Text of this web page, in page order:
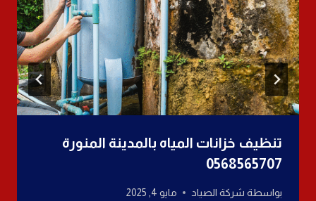
تنظيف خزانات المياه بالمدينة المنورة
0568565707
بواسطة شركة الصياد مايو 4, 2025